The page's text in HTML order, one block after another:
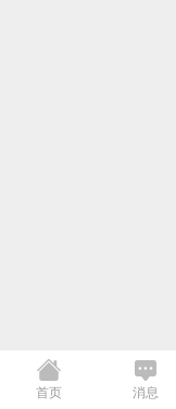
首页 消息